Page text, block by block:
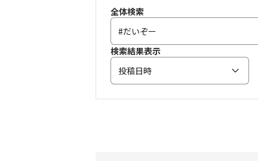
全体検索
検索結果表示
投稿日時